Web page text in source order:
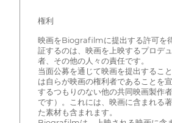
権利
映画をBiografilmに提出する許可を
証するのは、映画を上映するプロデ
者、その他の人々の責任です。
当面公募を通じて映画を提出するこ
は自らが映画の権利者であることを
するつもりのない他の共同映画製作
です）。これには、映画に含まれる
た素材も含まれます。